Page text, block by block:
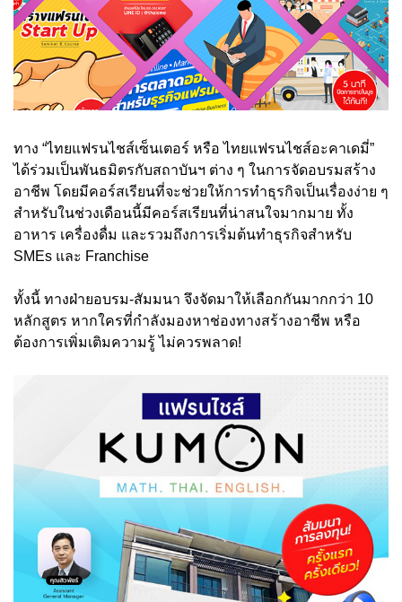
ทาง “ไทยแฟรนไชส์เซ็นเตอร์ หรือ ไทยแฟรนไชส์อะคาเดมี่”
ได้ร่วมเป็นพันธมิตรกับสถาบันฯ ต่าง ๆ ในการจัดอบรมสร้าง
อาชีพ โดยมีคอร์สเรียนที่จะช่วยให้การทำธุรกิจเป็นเรื่องง่าย ๆ
สำหรับในช่วงเดือนนี้มีคอร์สเรียนที่น่าสนใจมากมาย ทั้ง
อาหาร เครื่องดื่ม และรวมถึงการเริ่มต้นทำธุรกิจสำหรับ
SMEs และ Franchise
ทั้งนี้ ทางฝ่ายอบรม-สัมมนา จึงจัดมาให้เลือกกันมากกว่า 10
หลักสูตร หากใครที่กำลังมองหาช่องทางสร้างอาชีพ หรือ
ต้องการเพิ่มเติมความรู้ ไม่ควรพลาด!